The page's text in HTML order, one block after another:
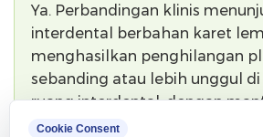
Ya. Perbandingan klinis
interdental berbahan karet
menghasilkan penghilangan
sebanding atau lebih unggul di
ruang interdental, dengan
yaitu menyebabkan trauma
Cookie Consent